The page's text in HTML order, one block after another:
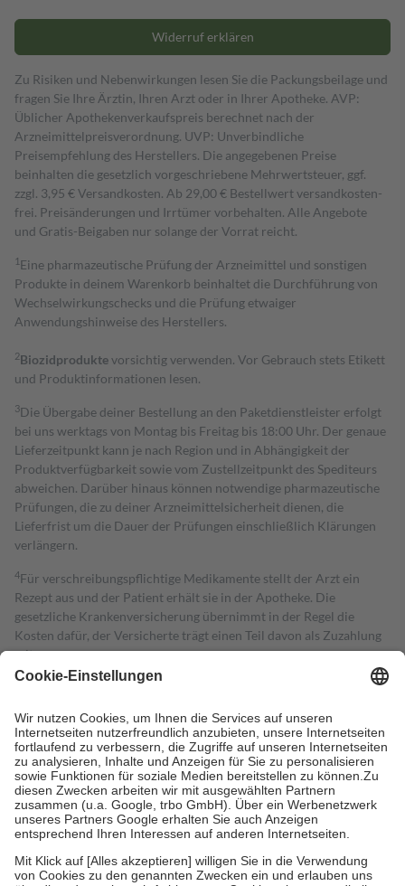
Widerruf erklären
Zu Risiken und Nebenwirkungen lesen Sie die Packungsbeilage und
fragen Sie Ihre Ärztin, Ihren Arzt oder in Ihrer Apotheke. AVP:
Üblicher Apothekenverkaufspreis berechnet nach der
Arzneimittelpreisverordnung. UVP: Unverbindliche
Preisempfehlung des Herstellers. Die angegebenen Preise
beinhalten die gesetzlich vorgeschriebene Mehrwertsteuer, ggf.
zzgl. 3,95 € Versandkosten. Ab 29,00 € Bestell­wert versand­kosten­
frei. Preisänderungen und Irrtümer vorbehalten. Alle Angebote
und Gratis-Beigaben nur solange der Vorrat reicht.
1 Eine pharmazeutische Prüfung der Arzneimittel und sonstigen
Produkte in deinem Warenkorb beinhaltet die Durchführung von
Wechselwirkungschecks und die Prüfung etwaiger
Anwendungshinweise des Herstellers.
2Biozidproduktevorsichtig verwenden. Vor Gebrauch stets Etikett
und Produktinformationen lesen.
3Die Übergabe deiner Bestellung an den Paketdienstleister erfolgt
bei uns werktags von Montag bis Freitag bis 18:00 Uhr. Der genaue
Lieferzeitpunkt kann je nach Region und in Abhängigkeit der
Produktverfügbarkeit sowie vom Zustellzeitpunkt des Spediteurs
abweichen. Darüber hinaus können notwendige pharmazeutische
Prüfungen, die zu deiner Arzneimittelsicherheit dienen, die
Lieferfrist um die Dauer der Prüfungen einschließlich Klärungen
verlängern.
4Für verschreibungspflichtige Medikamente stellt der Arzt ein
Rezept aus und der Patient erhält sie in der Apotheke. Die
gesetzliche Krankenversicherung übernimmt in der Regel die
Kosten dafür, der Versicherte trägt einen Teil davon als Zuzahlung
mit.
Grundsätzlich leisten Mitglieder Zuzahlungen in Höhe von zehn
höchstens zehn Euro.
Es sind jedoch nie mehr als die tatsächlichen
Kosten der Leistung zu entrichten.
Diese Regeln gelten grundsätzlich auch für Online-Apotheken.
Bei Heilmitteln und häuslicher Krankenpflege beträgt die
Zuzahlung zehn Prozent der Kosten sowie zehn Euro je
Verordnung.
Um das Engagement der Versicherten für ihre eigene Gesundheit zu
stärken und die besondere Stellung der Familie zu unterstützen,
fallenkeine Zuzahlungenan bei:
• Kindern und Jugendlichen bis zum vollendeten 18. Lebensjahr